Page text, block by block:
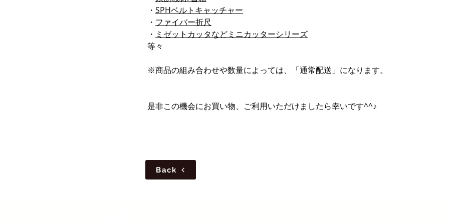
・ SPHベルトキャッチャー
・ ファイバー折尺
・ ミゼットカッタなどミニカッターシリーズ
等々
※商品の組み合わせや数量によっては、「通常配送」になります。
是非この機会にお買い物、ご利用いただけましたら幸いです^^♪
Back